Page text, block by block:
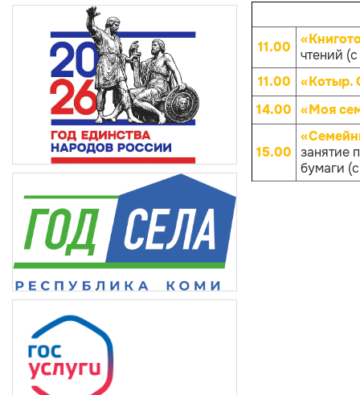
11.00
чтений
11.00
«Котыр.
14.00 «Моя
15.00 занятие
бумаги